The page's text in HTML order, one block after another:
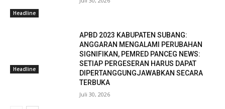
Headline
Headline
APBD 2023 KABUPATEN SUBANG:
ANGGARAN MENGALAMI PERUBAHAN
SIGNIFIKAN, PEMRED PANCEG NEWS:
SETIAP PERGESERAN HARUS DAPAT
DIPERTANGGUNGJAWABKAN SECARA
TERBUKA
Juli 30, 2026